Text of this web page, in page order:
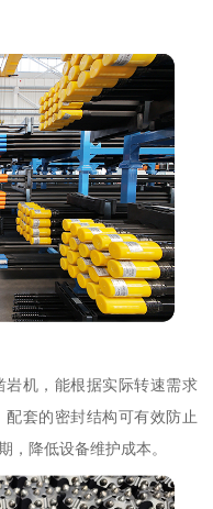
机，能根据实际转速需求
套的密封结构可有效防止
，降低设备维护成本。